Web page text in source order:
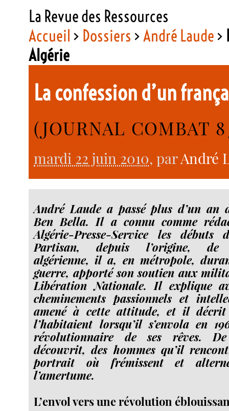
La Revue des Ressources
Accueil > Dossiers >André Laude>
Algérie
La confession d’un
(JOURNAL COMBAT 8
mardi 22 juin 2010, parAndré
André Laude a passé plus d’un an
Ben Bella. Il a connu comme
Algérie-Presse-Service les
Partisan, depuis l’origine, de
algérienne, il a, en métropole,
guerre, apporté son soutien aux
Libération Nationale. Il explique
cheminements passionnels et
amené à cette attitude, et il
l’habitaient lorsqu’il s’envola en
révolutionnaire de ses rêves.
découvrit, des hommes qu’il
portrait où frémissent et
l’amertume.
L’envol vers une révolution